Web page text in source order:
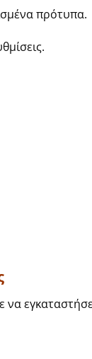
πρότυπα.
να